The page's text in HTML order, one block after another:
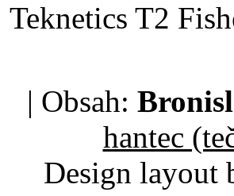
Teknetics T2
| Obsah:
hantec
Design layout